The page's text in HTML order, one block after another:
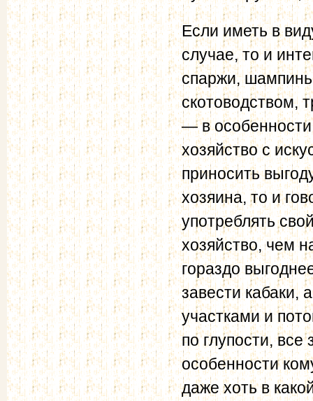
Если иметь в
случае, то и
спаржи,
скотоводством,
— в
хозяйство с
приносить
хозяина, то и
употреблять
хозяйство, чем
гораздо
завести кабаки,
участками и
по глупости,
особенности
даже хоть в